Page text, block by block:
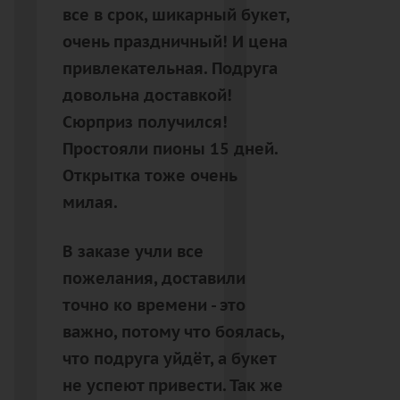
все в срок, шикарный букет,
очень праздничный! И цена
привлекательная. Подруга
довольна доставкой!
Сюрприз получился!
Простояли пионы 15 дней.
Открытка тоже очень
милая.
В заказе учли все
пожелания, доставили
точно ко времени - это
важно, потому что боялась,
что подруга уйдёт, а букет
не успеют привести. Так же